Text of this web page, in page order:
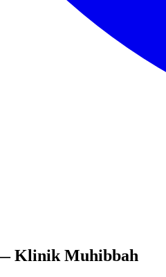
Klinik Muhibbah